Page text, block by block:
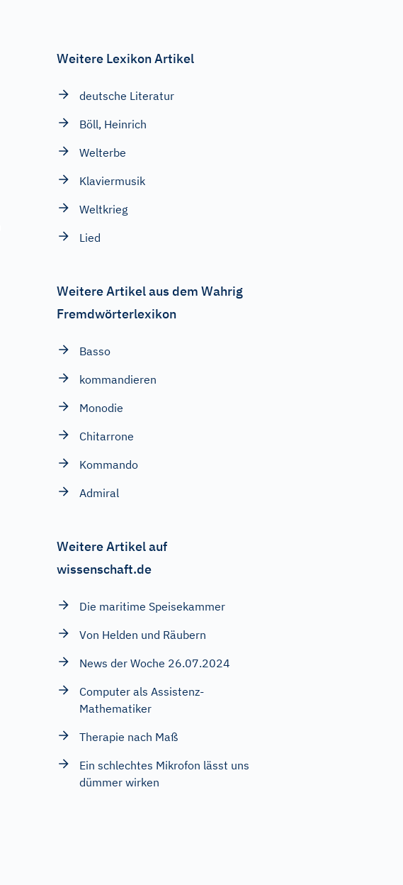
Weitere Lexikon Artikel
deutsche Literatur
Böll, Heinrich
Welterbe
Klaviermusik
Weltkrieg
Lied
Weitere Artikel aus dem Wahrig
Fremdwörterlexikon
Basso
kommandieren
Monodie
Chitarrone
Kommando
Admiral
Weitere Artikel auf
wissenschaft.de
Die maritime Speisekammer
Von Helden und Räubern
News der Woche 26.07.2024
Computer als Assistenz-
Mathematiker
Therapie nach Maß
Ein schlechtes Mikrofon lässt uns
dümmer wirken